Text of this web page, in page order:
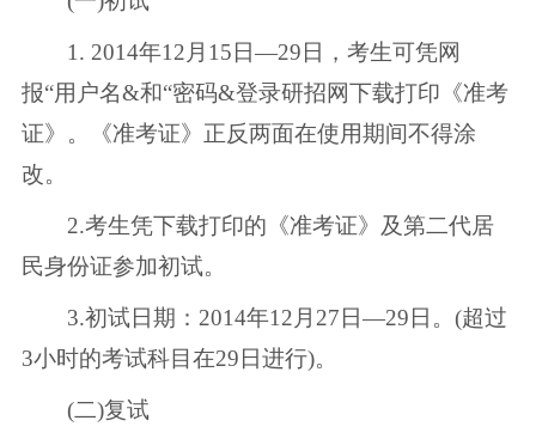
1. 2014年12月15日—29日，考生可凭网
报“用户名&和“密码&登录研招网下载打印《准考
证》。《准考证》正反两面在使用期间不得涂
改。
2.考生凭下载打印的《准考证》及第二代居
民身份证参加初试。
3.初试日期：2014年12月27日—29日。(超过
3小时的考试科目在29日进行)。
(二)复试